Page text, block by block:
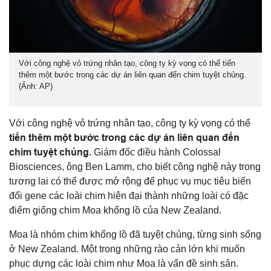
Với công nghệ vỏ trứng nhân tạo, công ty kỳ vọng có thể tiến
thêm một bước trong các dự án liên quan đến chim tuyệt chủng.
(Ảnh: AP)
Với công nghệ vỏ trứng nhân tạo, công ty kỳ vọng có thể
tiến thêm một bước trong các dự án liên quan đến
chim tuyệt chủng. Giám đốc điều hành Colossal
Biosciences, ông Ben Lamm, cho biết công nghệ này trong
tương lai có thể được mở rộng để phục vụ mục tiêu biến
đổi gene các loài chim hiện đại thành những loài có đặc
điểm giống chim Moa khổng lồ của New Zealand.
Moa là nhóm chim khổng lồ đã tuyệt chủng, từng sinh sống
ở New Zealand. Một trong những rào cản lớn khi muốn
phục dựng các loài chim như Moa là vấn đề sinh sản.